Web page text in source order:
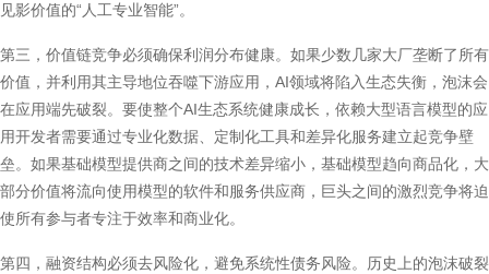
见影价值的“人工专业智能”。
第三，价值链竞争必须确保利润分布健康。如果少数几家大厂垄断了所有
价值，并利用其主导地位吞噬下游应用，AI领域将陷入生态失衡，泡沫会
在应用端先破裂。要使整个AI生态系统健康成长，依赖大型语言模型的应
用开发者需要通过专业化数据、定制化工具和差异化服务建立起竞争壁
垒。如果基础模型提供商之间的技术差异缩小，基础模型趋向商品化，大
部分价值将流向使用模型的软件和服务供应商，巨头之间的激烈竞争将迫
使所有参与者专注于效率和商业化。
第四，融资结构必须去风险化，避免系统性债务风险。历史上的泡沫破裂